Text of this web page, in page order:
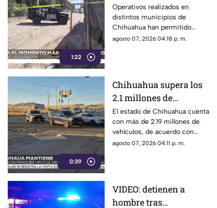
1:22
combustible
presuntamente ilegal
en Chihuahua
Operativos realizados en
distintos municipios de
Chihuahua han permitido
asegurar más de 400 mil litros
agosto 07, 2026 04:18 p. m.
0:39
Chihuahua supera los
2.1 millones de
vehículos registrados:
¿Qué municipio
concentra el mayor
parque vehicular?
El estado de Chihuahua cuenta
con más de 2.19 millones de
vehículos, de acuerdo con
cifras del INEGI.
agosto 07, 2026 04:11 p. m.
VIDEO: detienen a
hombre tras